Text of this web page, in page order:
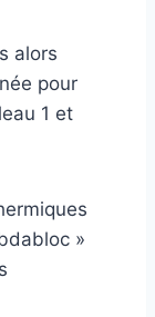
alors
pour
1 et
»